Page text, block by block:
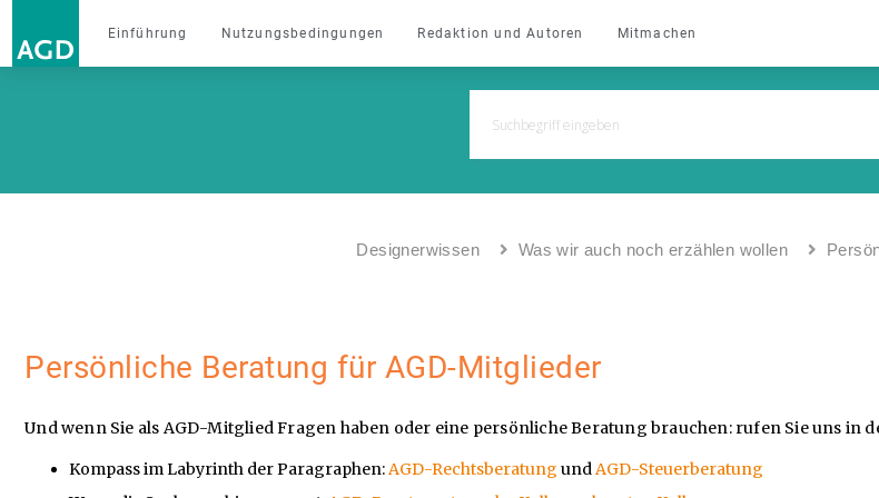
Einführung Nutzungsbedingungen Redaktion und Autoren Mitmachen
Designerwissen Was wir auch noch erzählen wollen
Persönliche Beratung für AGD-Mitglieder
Und wenn Sie als AGD-Mitglied Fragen haben oder eine persönliche Beratung brauchen: rufen Sie uns in
Kompass im Labyrinth der Paragraphen:AGD-Rechtsberatung undAGD-Steuerberatung